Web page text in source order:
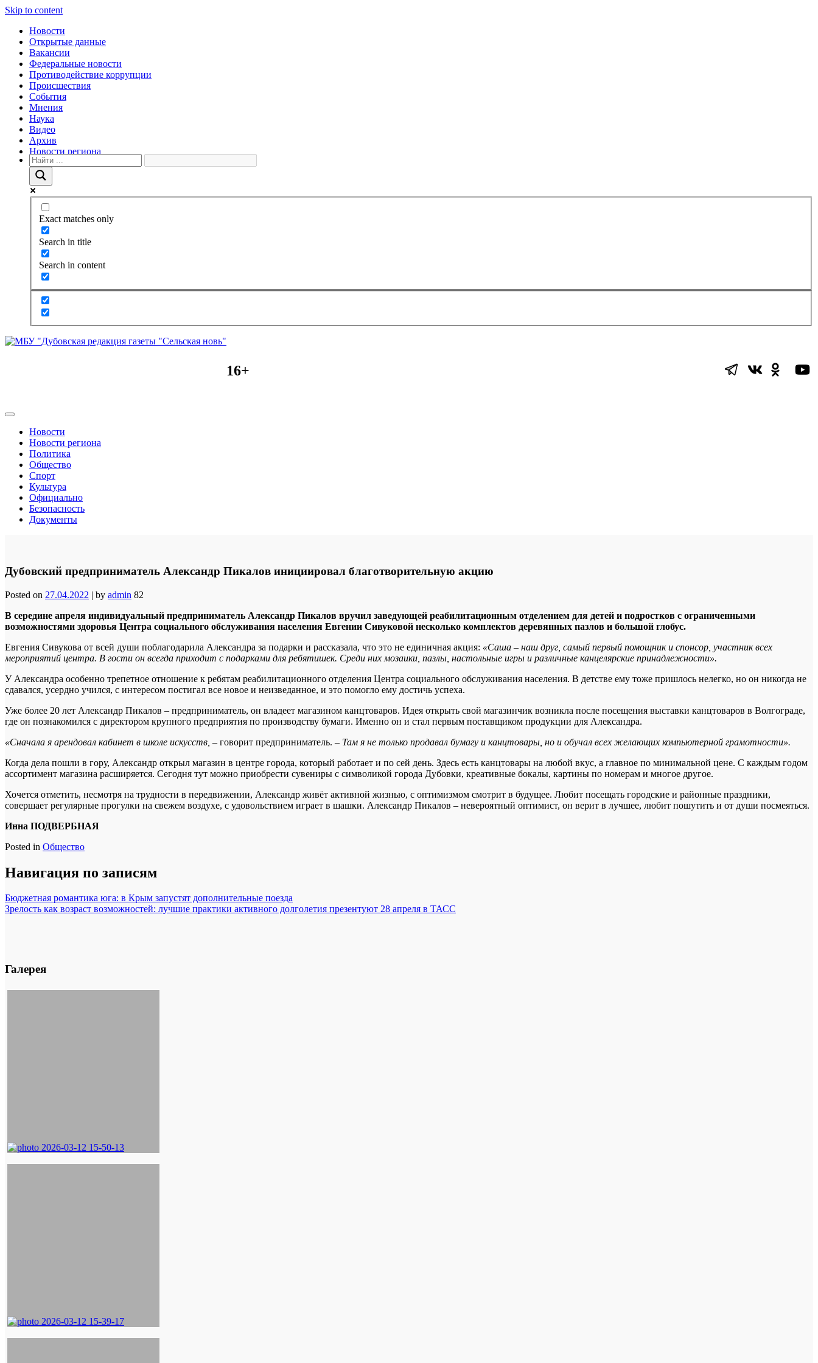
Skip to content
Новости
Открытые данные
Вакансии
Федеральные новости
Противодействие коррупции
Происшествия
События
Мнения
Наука
Видео
Архив
Новости региона
Exact matches only
Search in title
Search in content
16+
Новости
Новости региона
Политика
Общество
Спорт
Культура
Официально
Безопасность
Документы
Дубовский предприниматель Александр Пикалов инициировал благотворительную акцию
Posted on 27.04.2022 | by admin 82
В середине апреля индивидуальный предприниматель Александр Пикалов вручил заведующей реабилитационным отделением для детей и подростков с ограниченными
возможностями здоровья Центра социального обслуживания населения Евгении Сивуковой несколько комплектов деревянных пазлов и большой глобус.
Евгения Сивукова от всей души поблагодарила Александра за подарки и рассказала, что это не единичная акция: «Саша – наш друг, самый первый помощник и спонсор, участник всех
мероприятий центра. В гости он всегда приходит с подарками для ребятишек. Среди них мозаики, пазлы, настольные игры и различные канцелярские принадлежности».
У Александра особенно трепетное отношение к ребятам реабилитационного отделения Центра социального обслуживания населения. В детстве ему тоже пришлось нелегко, но он никогда не
сдавался, усердно учился, с интересом постигал все новое и неизведанное, и это помогло ему достичь успеха.
Уже более 20 лет Александр Пикалов – предприниматель, он владеет магазином канцтоваров. Идея открыть свой магазинчик возникла после посещения выставки канцтоваров в Волгограде,
где он познакомился с директором крупного предприятия по производству бумаги. Именно он и стал первым поставщиком продукции для Александра.
«Сначала я арендовал кабинет в школе искусств, – говорит предприниматель. – Там я не только продавал бумагу и канцтовары, но и обучал всех желающих компьютерной грамотности».
Когда дела пошли в гору, Александр открыл магазин в центре города, который работает и по сей день. Здесь есть канцтовары на любой вкус, а главное по минимальной цене. С каждым годом
ассортимент магазина расширяется. Сегодня тут можно приобрести сувениры с символикой города Дубовки, креативные бокалы, картины по номерам и многое другое.
Хочется отметить, несмотря на трудности в передвижении, Александр живёт активной жизнью, с оптимизмом смотрит в будущее. Любит посещать городские и районные праздники,
совершает регулярные прогулки на свежем воздухе, с удовольствием играет в шашки. Александр Пикалов – невероятный оптимист, он верит в лучшее, любит пошутить и от души посмеяться.
Инна ПОДВЕРБНАЯ
Posted in Общество
Навигация по записям
Бюджетная романтика юга: в Крым запустят дополнительные поезда
Зрелость как возраст возможностей: лучшие практики активного долголетия презентуют 28 апреля в ТАСС
Галерея